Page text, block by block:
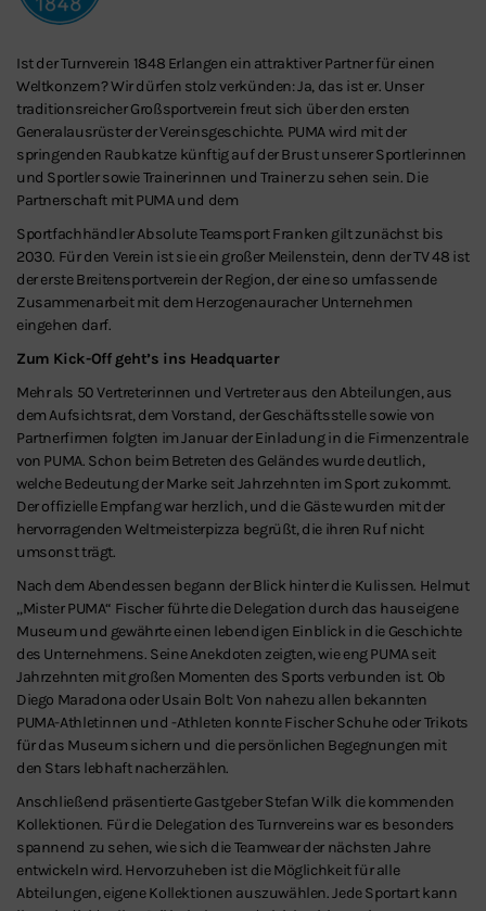
Schließen
Ist der Turnverein 1848 Erlangen ein attraktiver Partner für einen
Weltkonzern? Wir dürfen stolz verkünden: Ja, das ist er. Unser
traditionsreicher Großsportverein freut sich über den ersten
Generalausrüster der Vereinsgeschichte. PUMA wird mit der
springenden Raubkatze künftig auf der Brust unserer Sportlerinnen
und Sportler sowie Trainerinnen und Trainer zu sehen sein. Die
Partnerschaft mit PUMA und dem
Sportfachhändler Absolute Teamsport Franken gilt zunächst bis
2030. Für den Verein ist sie ein großer Meilenstein, denn der TV 48 ist
der erste Breitensportverein der Region, der eine so umfassende
Zusammenarbeit mit dem Herzogenauracher Unternehmen
eingehen darf.
Zum Kick-Off geht’s ins Headquarter
Mehr als 50 Vertreterinnen und Vertreter aus den Abteilungen, aus
dem Aufsichtsrat, dem Vorstand, der Geschäftsstelle sowie von
Partnerfirmen folgten im Januar der Einladung in die Firmenzentrale
von PUMA. Schon beim Betreten des Geländes wurde deutlich,
welche Bedeutung der Marke seit Jahrzehnten im Sport zukommt.
Der offizielle Empfang war herzlich, und die Gäste wurden mit der
hervorragenden Weltmeisterpizza begrüßt, die ihren Ruf nicht
umsonst trägt.
Nach dem Abendessen begann der Blick hinter die Kulissen. Helmut
„Mister PUMA“ Fischer führte die Delegation durch das hauseigene
Museum und gewährte einen lebendigen Einblick in die Geschichte
des Unternehmens. Seine Anekdoten zeigten, wie eng PUMA seit
Jahrzehnten mit großen Momenten des Sports verbunden ist. Ob
Diego Maradona oder Usain Bolt: Von nahezu allen bekannten
PUMA-Athletinnen und -Athleten konnte Fischer Schuhe oder Trikots
für das Museum sichern und die persönlichen Begegnungen mit
den Stars lebhaft nacherzählen.
Anschließend präsentierte Gastgeber Stefan Wilk die kommenden
Kollektionen. Für die Delegation des Turnvereins war es besonders
spannend zu sehen, wie sich die Teamwear der nächsten Jahre
entwickeln wird. Hervorzuheben ist die Möglichkeit für alle
Abteilungen, eigene Kollektionen auszuwählen. Jede Sportart kann